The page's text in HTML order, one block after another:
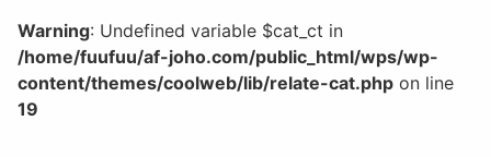
Warning: Undefined variable $cat_ct in
/home/fuufuu/af-joho.com/public_html/wps/wp-
content/themes/coolweb/lib/relate-cat.php on line
19